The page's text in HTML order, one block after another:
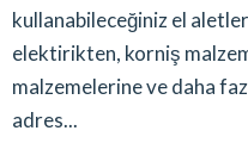
kullanabileceğiniz el
elektirikten, korniş
malzemelerine ve daha
adres...